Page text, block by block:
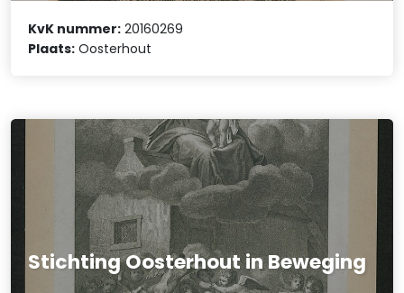
KvK nummer: 20160269
Plaats: Oosterhout
Stichting Oosterhout in Beweging